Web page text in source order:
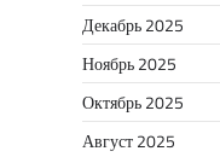
Декабрь 2025
Ноябрь 2025
Октябрь 2025
Август 2025